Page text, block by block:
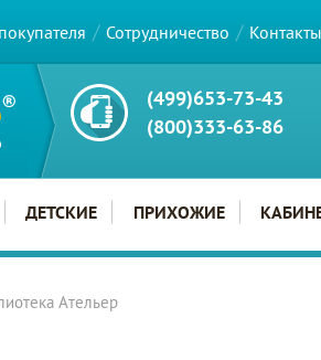
Сотрудничество Контакты
(499)653-73-43
(800)333-63-86
ДЕТСКИЕ ПРИХОЖИЕ
Ательер